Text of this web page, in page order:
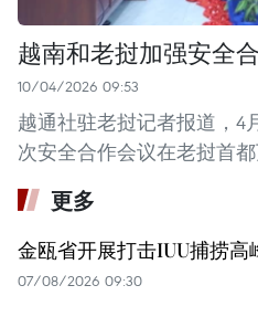
越南和老挝加强安全
10/04/2026 09:53
越通社驻老挝记者报道，4
次安全合作会议在老挝首都
更多
金瓯省开展打击IUU捕捞高
07/08/2026 09:30